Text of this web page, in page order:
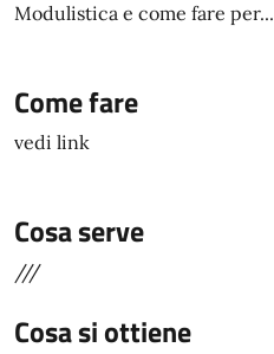
Modulistica e come fare per...
Come fare
vedi link
Cosa serve
///
Cosa si ottiene